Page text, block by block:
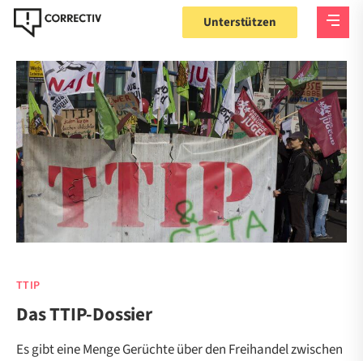
Unterstützen
TTIP
Das TTIP-Dossier
Es gibt eine Menge Gerüchte über den Freihandel zwischen